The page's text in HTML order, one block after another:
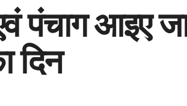
पंचाग आइए
दिन